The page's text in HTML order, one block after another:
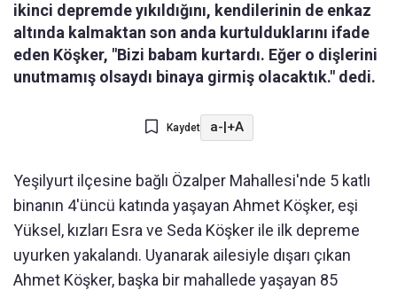
ikinci depremde yıkıldığını, kendilerinin de enkaz
altında kalmaktan son anda kurtulduklarını ifade
eden Köşker, "Bizi babam kurtardı. Eğer o dişlerini
unutmamış olsaydı binaya girmiş olacaktık." dedi.
Kaydet a-|+A
Yeşilyurt ilçesine bağlı Özalper Mahallesi'nde 5 katlı
binanın 4'üncü katında yaşayan Ahmet Köşker, eşi
Yüksel, kızları Esra ve Seda Köşker ile ilk depreme
uyurken yakalandı. Uyanarak ailesiyle dışarı çıkan
Ahmet Köşker, başka bir mahallede yaşayan 85